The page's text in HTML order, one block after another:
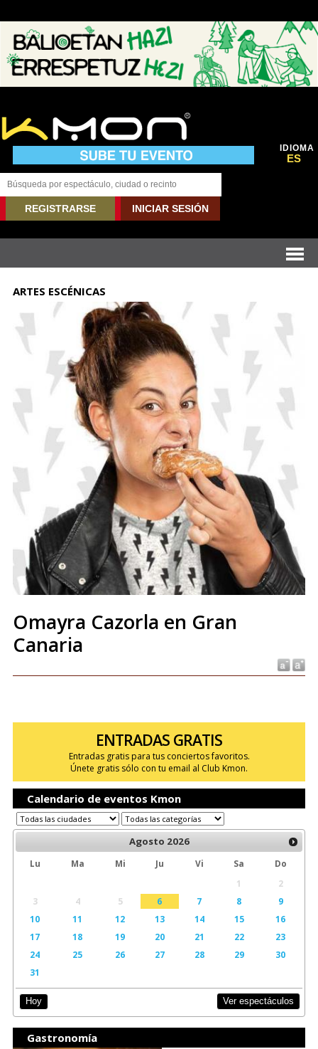
IDIOMA
ES
REGISTRARSE INICIAR SESIÓN
ARTES ESCÉNICAS
Omayra Cazorla en Gran
Canaria
ENTRADAS GRATIS
Entradas gratis para tus conciertos favoritos.
Únete gratis sólo con tu email al Club Kmon.
Calendario de eventos Kmon
Agosto 2026
Lu Ma Mi Ju Vi Sa
Do
1
2
3
4 5 6 7 8
9
10
11 12 13 14 15
16
17
18 19 20 21 22
23
24
25 26 27 28 29
30
31
Hoy Ver espectáculos
Gastronomía